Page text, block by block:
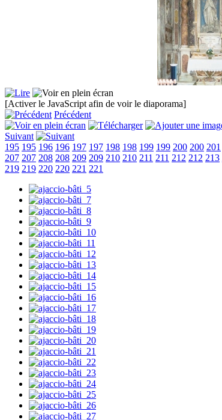
[Activer le JavaScript afin de voir le diaporama]
Précédent
Suivant
195 195 196 196 197 197 198 198 199 199 200 200 201
207 207 208 208 209 209 210 210 211 211 212 212 213
219 219 220 220 221 221